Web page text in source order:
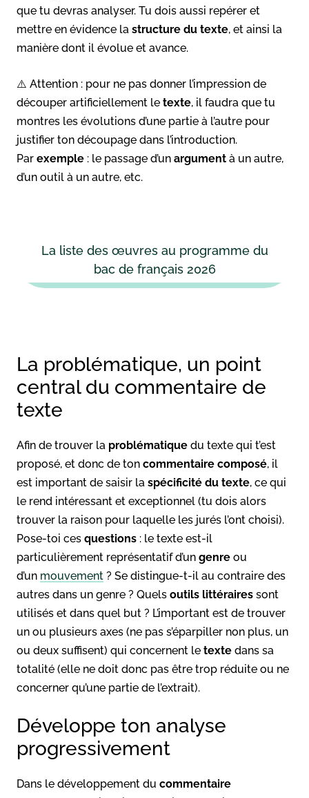
que tu devras analyser. Tu dois aussi repérer et
mettre en évidence la structure du texte, et ainsi la
manière dont il évolue et avance.
⚠️ Attention : pour ne pas donner l’impression de
découper artificiellement le texte, il faudra que tu
montres les évolutions d’une partie à l’autre pour
justifier ton découpage dans l’introduction.
Par exemple : le passage d’un argument à un autre,
d’un outil à un autre, etc.
La liste des œuvres au programme du
bac de français 2026
La problématique, un point
central du commentaire de
texte
Afin de trouver la problématique du texte qui t’est
proposé, et donc de ton commentaire composé, il
est important de saisir la spécificité du texte, ce qui
le rend intéressant et exceptionnel (tu dois alors
trouver la raison pour laquelle les jurés l’ont choisi).
Pose-toi ces questions : le texte est-il
particulièrement représentatif d’un genre ou
d’un mouvement ? Se distingue-t-il au contraire des
autres dans un genre ? Quels outils littéraires sont
utilisés et dans quel but ? L’important est de trouver
un ou plusieurs axes (ne pas s’éparpiller non plus, un
ou deux suffisent) qui concernent le texte dans sa
totalité (elle ne doit donc pas être trop réduite ou ne
concerner qu’une partie de l’extrait).
Développe ton analyse
progressivement
Dans le développement du commentaire